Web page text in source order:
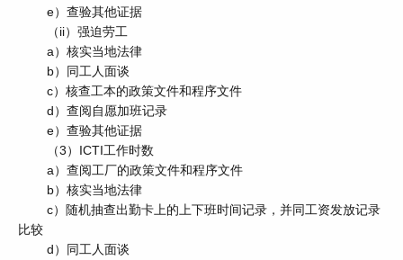
e）查验其他证据
（ii）强迫劳工
a）核实当地法律
b）同工人面谈
c）核查工本的政策文件和程序文件
d）查阅自愿加班记录
e）查验其他证据
（3）ICTI工作时数
a）查阅工厂的政策文件和程序文件
b）核实当地法律
c）随机抽查出勤卡上的上下班时间记录，并同工资发放记录
比较
d）同工人面谈